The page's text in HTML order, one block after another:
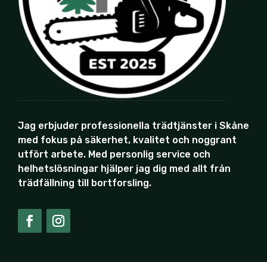
Jag erbjuder professionella trädtjänster i Skåne
med fokus på säkerhet, kvalitet och noggrant
utfört arbete. Med personlig service och
helhetslösningar hjälper jag dig med allt från
trädfällning till bortforsling.